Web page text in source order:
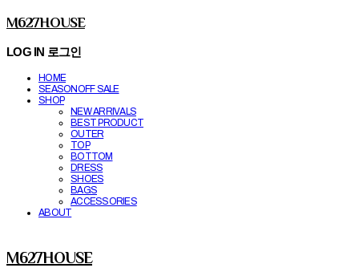
M627HOUSE
LOG IN 로그인
HOME
SEASONOFF SALE
SHOP
NEW ARRIVALS
BEST PRODUCT
OUTER
TOP
BOTTOM
DRESS
SHOES
BAGS
ACCESSORIES
ABOUT
M627HOUSE